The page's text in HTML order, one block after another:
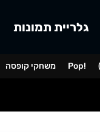
גלריית תמונות
משחקי קופסה Pop!